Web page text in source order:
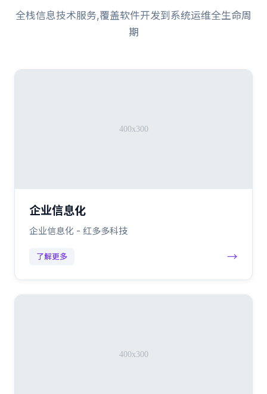
全栈信息技术服务,覆盖软件开发到系统运维全生命周
期
企业信息化
企业信息化 - 红多多科技
了解更多 →